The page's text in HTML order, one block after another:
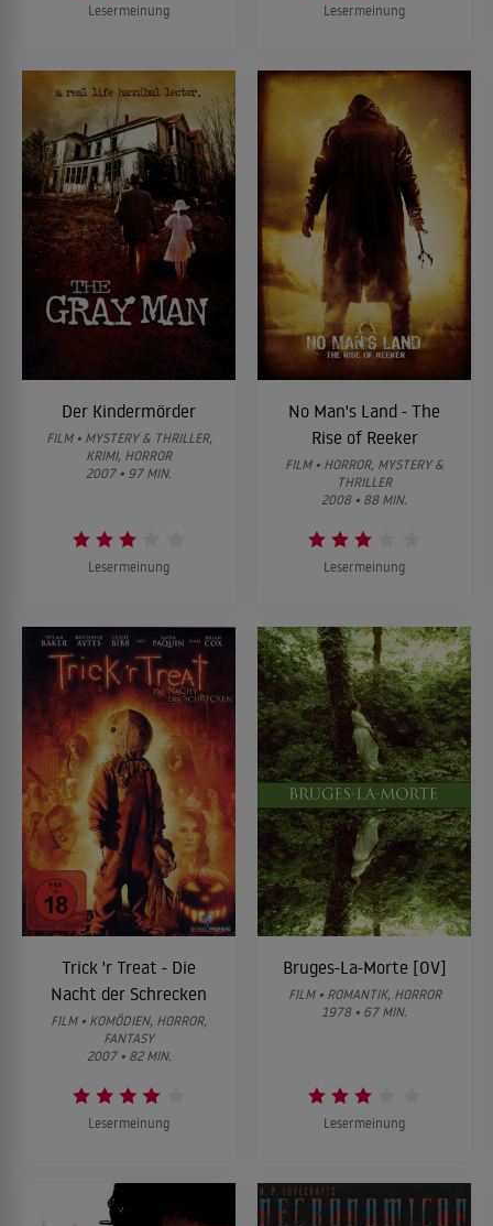
Lesermeinung Lesermeinung
Der Kindermörder
FILM • MYSTERY & THRILLER,
KRIMI, HORROR
2007 • 97 MIN.
Lesermeinung
No Man's Land - The
Rise of Reeker
FILM • HORROR, MYSTERY &
THRILLER
2008 • 88 MIN.
Lesermeinung
Trick 'r Treat - Die
Nacht der Schrecken
FILM • KOMÖDIEN, HORROR,
FANTASY
2007 • 82 MIN.
Lesermeinung
Bruges-La-Morte [OV]
FILM • ROMANTIK, HORROR
1978 • 67 MIN.
Lesermeinung